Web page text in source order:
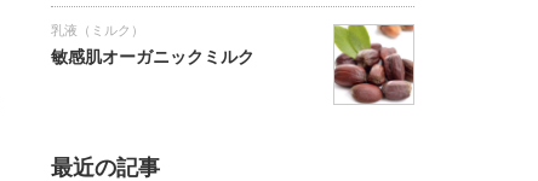
乳液（ミルク）
敏感肌オーガニックミルク
最近の記事